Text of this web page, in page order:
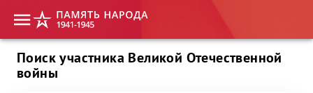
Поиск участника Великой Отечественной
войны